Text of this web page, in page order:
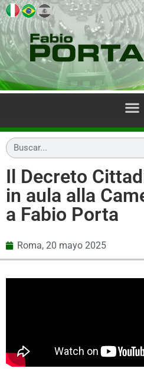
Il Decreto
in aula alla
a Fabio Porta
Roma, 20 mayo 2025